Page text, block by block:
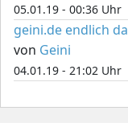
05.01.19 - 00:36 Uhr
geini.de endlich da
von Geini
04.01.19 - 21:02 Uhr